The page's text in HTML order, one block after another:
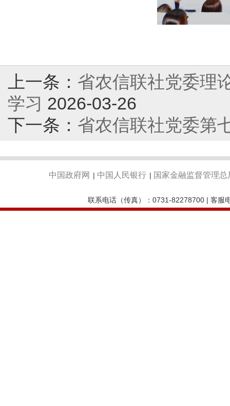
上一条： 省农信联社党委理
学习 2026-03-26
下一条： 省农信联社党委第
中国政府网 | 中国人民银行 | 国家金融监督管理总
联系电话（传真）：0731-82278700 | 客服